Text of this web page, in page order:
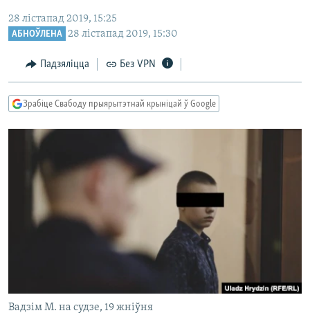
Перайсьці
да
ВАЙНА
КУЛЬТУРА
КНІГІ
МОВА
FACEBOOK
Усе сайты РС/РСЭ
28 лістапад 2019, 15:25
АБНОЎЛЕНА 28 лістапад 2019, 15:30
Падзяліцца Без VPN
Зрабіце Свабоду прыярытэтнай крыніцай ў Google
Вадзім М. на судзе, 19 жніўня